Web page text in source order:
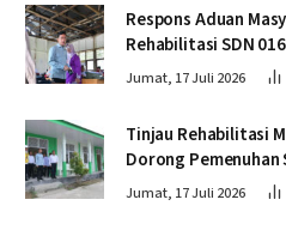
Respons Aduan
Rehabilitasi SDN
Jumat, 17 Juli 2026
Tinjau Rehabilitasi
Dorong
Jumat, 17 Juli 2026